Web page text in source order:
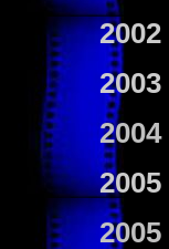
2002
2003
2004
2005
2005